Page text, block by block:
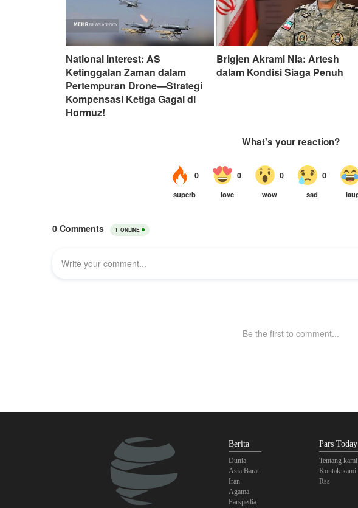
National Interest: AS
Ketinggalan Zaman dalam
Pertempuran Drone—Strategi
Kompensasi Ketiga Gagal di
Hormuz!
Brigjen Akrami Nia: Artesh
dalam Kondisi Siaga Penuh
Berita
Dunia
Asia Barat
Iran
Agama
Parspedia
Pars Today
Tentang kami
Kontak kami
Rss